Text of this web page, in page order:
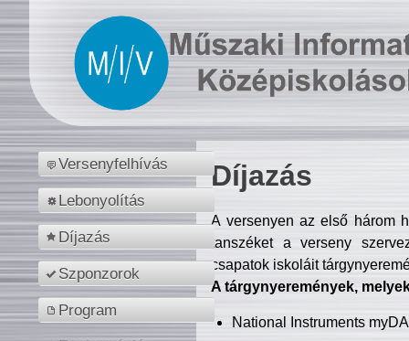
Versenyfelhívás
Lebonyolítás
Díjazás
Szponzorok
Program
Díjazás
A versenyen az első három
tanszéket a verseny
csapatok iskoláit
A tárgynyeremények,
National Instruments